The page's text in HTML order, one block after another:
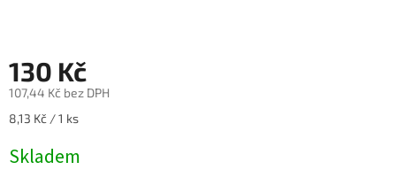
130 Kč
107,44 Kč bez DPH
Měrná
8,13 Kč / 1 ks
Skladem